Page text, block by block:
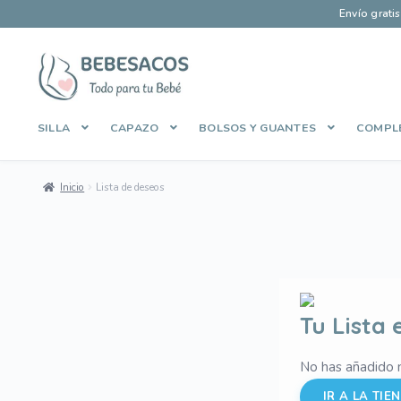
Envío
Ir
la
Ir
al
contenido
SILLA CAPAZO BOLSOS Y GUANTES
Inicio Lista de deseos
Tu Lista
No has añadido
IR A LA